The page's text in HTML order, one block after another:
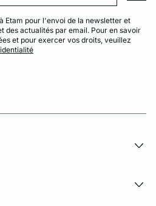
Etam pour l'envoi de la newsletter et
des actualités par email. Pour en savoir
et pour exercer vos droits, veuillez